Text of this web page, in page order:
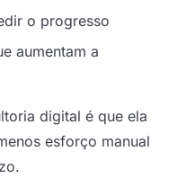
o progresso
aumentam a
digital é que ela
esforço manual